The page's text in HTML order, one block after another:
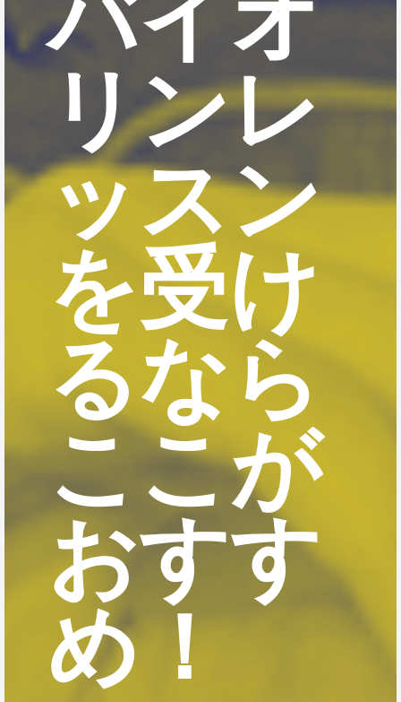
リンレ
ッスン
を受け
るなら
ここが
おすす
め！